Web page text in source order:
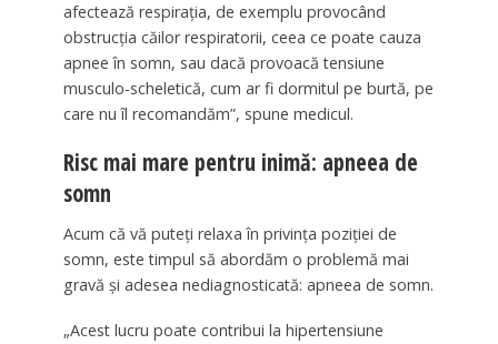
afectează respirația, de exemplu provocând
obstrucția căilor respiratorii, ceea ce poate cauza
apnee în somn, sau dacă provoacă tensiune
musculo-scheletică, cum ar fi dormitul pe burtă, pe
care nu îl recomandăm”, spune medicul.
Risc mai mare pentru inimă: apneea de
somn
Acum că vă puteți relaxa în privința poziției de
somn, este timpul să abordăm o problemă mai
gravă și adesea nediagnosticată: apneea de somn.
„Acest lucru poate contribui la hipertensiune